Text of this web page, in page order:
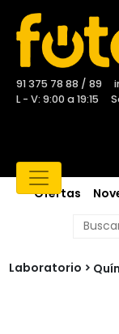
91 375 78 88 / 89
L - V: 9:00 a 19:15
Ofertas
Laboratorio